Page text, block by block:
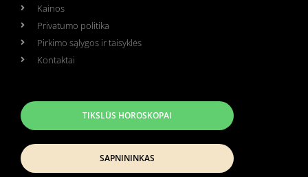
Kainos
Privatumo politika
Pirkimo sąlygos ir taisyklės
Kontaktai
TIKSLŪS HOROSKOPAI
SAPNININKAS